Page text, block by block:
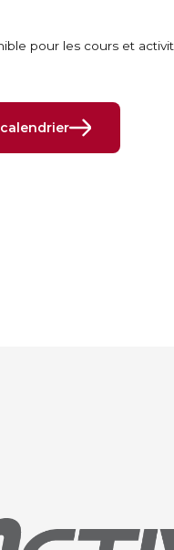
pour les cours et